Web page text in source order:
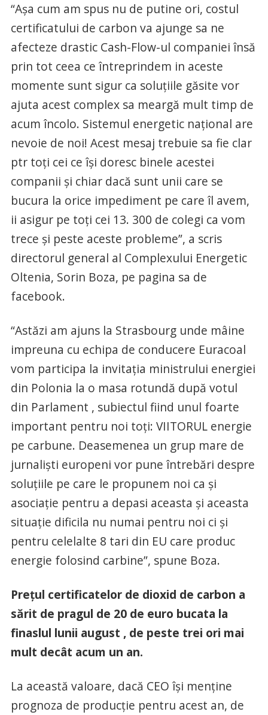
“Așa cum am spus nu de putine ori, costul
certificatului de carbon va ajunge sa ne
afecteze drastic Cash-Flow-ul companiei însă
prin tot ceea ce întreprindem in aceste
momente sunt sigur ca soluțiile găsite vor
ajuta acest complex sa meargă mult timp de
acum încolo. Sistemul energetic național are
nevoie de noi! Acest mesaj trebuie sa fie clar
ptr toți cei ce își doresc binele acestei
companii și chiar dacă sunt unii care se
bucura la orice impediment pe care îl avem,
ii asigur pe toți cei 13. 300 de colegi ca vom
trece și peste aceste probleme”, a scris
directorul general al Complexului Energetic
Oltenia, Sorin Boza, pe pagina sa de
facebook.
“Astăzi am ajuns la Strasbourg unde mâine
impreuna cu echipa de conducere Euracoal
vom participa la invitația ministrului energiei
din Polonia la o masa rotundă după votul
din Parlament , subiectul fiind unul foarte
important pentru noi toți: VIITORUL energie
pe carbune. Deasemenea un grup mare de
jurnaliști europeni vor pune întrebări despre
soluțiile pe care le propunem noi ca și
asociație pentru a depasi aceasta și aceasta
situație dificila nu numai pentru noi ci și
pentru celelalte 8 tari din EU care produc
energie folosind carbine”, spune Boza.
Preţul certificatelor de dioxid de carbon a
sărit de pragul de 20 de euro bucata la
finaslul lunii august , de peste trei ori mai
mult decât acum un an.
La această valoare, dacă CEO îşi menţine
prognoza de producţie pentru acest an, de